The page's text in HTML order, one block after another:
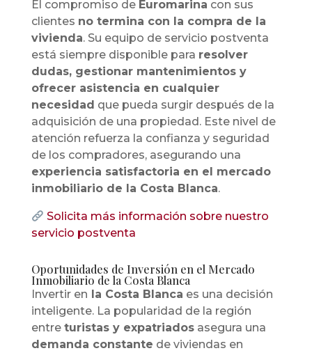
El compromiso de Euromarina con sus
clientes no termina con la compra de la
vivienda. Su equipo de servicio postventa
está siempre disponible para resolver
dudas, gestionar mantenimientos y
ofrecer asistencia en cualquier
necesidad que pueda surgir después de la
adquisición de una propiedad. Este nivel de
atención refuerza la confianza y seguridad
de los compradores, asegurando una
experiencia satisfactoria en el mercado
inmobiliario de la Costa Blanca.
Solicita más información sobre nuestro
servicio postventa
Oportunidades de Inversión en el Mercado
Inmobiliario de la Costa Blanca
Invertir en la Costa Blanca es una decisión
inteligente. La popularidad de la región
entre turistas y expatriadosasegura una
demanda constante de viviendas en